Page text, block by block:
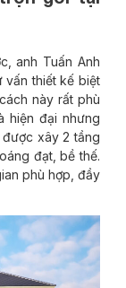
anh Tuấn Anh
vấn thiết kế biệt
này rất phù
hiện đại nhưng
xây 2 tầng
đạt, bề thế.
phù hợp, đầy